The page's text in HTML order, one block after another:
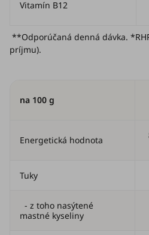
Vitamín B12
**Odporúčaná denná dávka.
príjmu).
na 100 g
Energetická hodnota
Tuky
- z toho nasýtené
mastné kyseliny